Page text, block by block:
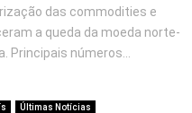
das commodities e
a queda da moeda norte-
Principais números...
Últimas Notícias